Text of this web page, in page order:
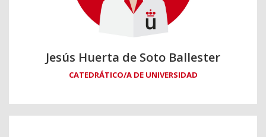
Jesús Huerta de Soto Ballester
CATEDRÁTICO/A DE UNIVERSIDAD